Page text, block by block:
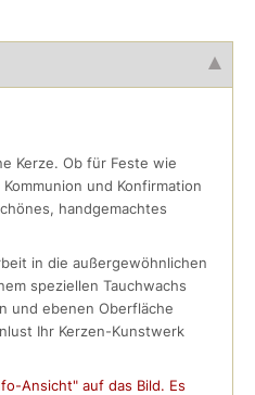
Kerze. Ob für Feste wie
und Konfirmation
handgemachtes
in die außergewöhnlichen
speziellen Tauchwachs
und ebenen Oberfläche
Ihr Kerzen-Kunstwerk
Ansicht" auf das Bild. Es